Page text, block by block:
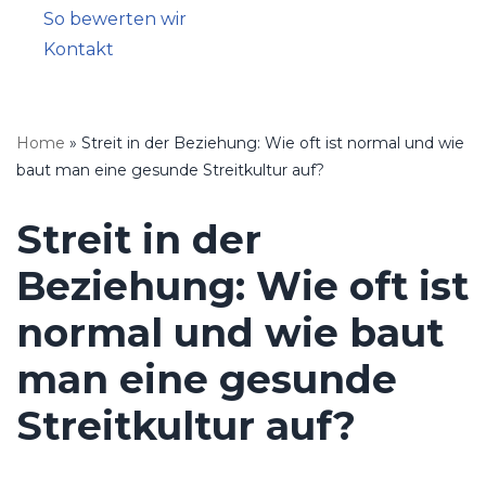
So bewerten wir
Kontakt
Home » Streit in der Beziehung: Wie oft ist normal und wie
baut man eine gesunde Streitkultur auf?
Streit in der
Beziehung: Wie oft ist
normal und wie baut
man eine gesunde
Streitkultur auf?